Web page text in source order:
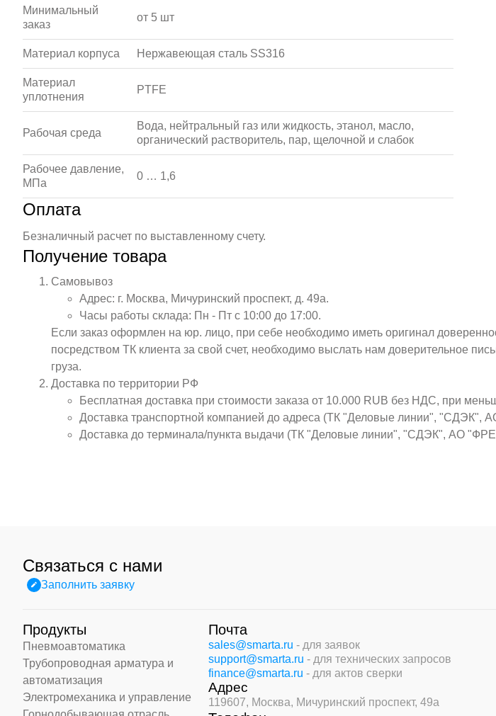
Минимальный
заказ
от 5 шт
Материал корпуса Нержавеющая сталь SS316
Материал
уплотнения
PTFE
Рабочая среда
Вода, нейтральный газ или жидкость, этанол, масло,
органический растворитель, пар, щелочной и слабок
Рабочее давление,
МПа
0 … 1,6
Оплата
Безналичный расчет по выставленному счету.
Получение товара
Самовывоз
Адрес: г. Москва, Мичуринский проспект, д. 49а.
Часы работы склада: Пн - Пт с 10:00 до 17:00.
Если заказ оформлен на юр. лицо, при себе необходимо иметь оригинал
посредством ТК клиента за свой счет, необходимо выслать нам доверительное
груза.
Доставка по территории РФ
Бесплатная доставка при стоимости заказа от 10.000 RUB без НДС, при
Доставка транспортной компанией до адреса (ТК "Деловые линии",
Доставка до терминала/пункта выдачи (ТК "Деловые линии", "СДЭК", АО
Связаться с нами
Заполнить заявку
Продукты
Пневмоавтоматика
Трубопроводная арматура и
автоматизация
Электромеханика и управление
Почта
sales@smarta.ru - для заявок
support@smarta.ru - для технических запросов
finance@smarta.ru - для актов сверки
Адрес
119607, Москва, Мичуринский проспект, 49а